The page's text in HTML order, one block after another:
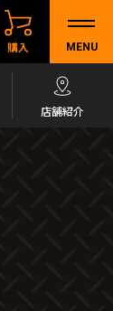
購入 MENU
店舗紹介